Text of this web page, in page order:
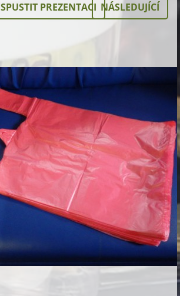
SPUSTIT PREZENTACI NÁSLEDUJÍCÍ